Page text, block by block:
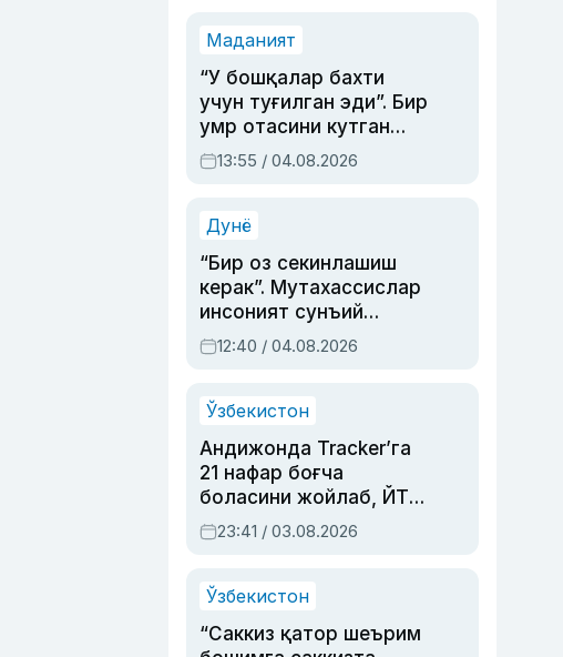
Маданият
“У бошқалар бахти
учун туғилган эди”. Бир
умр отасини кутган
актриса ва дубльяж
устаси Римма
синовларга тўла ҳаёти
13:55 / 04.08.2026
Дунё
“Бир оз секинлашиш
керак”. Мутахассислар
инсоният сунъий
интеллектни бошқара
олмай қолишидан
12:40 / 04.08.2026
Ўзбекистон
Андижонда Tracker’га
21 нафар боғча
боласини жойлаб, ЙТҲ
содир этган аёлга суд
ҳукми ўқилди
23:41 / 03.08.2026
Ўзбекистон
“Саккиз қатор шеърим